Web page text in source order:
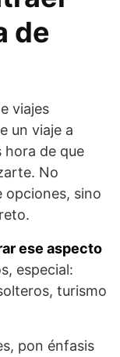
de
viajes
un viaje a
hora de que
No
opciones, sino
ese aspecto
especial:
turismo
pon énfasis